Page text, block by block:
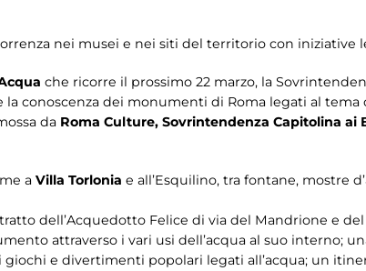
nei musei e nei siti del territorio con iniziative
che ricorre il prossimo 22 marzo, la
conoscenza dei monumenti di Roma legati al tema
da Roma Culture, Sovrintendenza Capitolina ai
a Villa Torlonia e all’Esquilino, tra fontane, mostre
dell’Acquedotto Felice di via del Mandrione e
attraverso i vari usi dell’acqua al suo interno;
giochi e divertimenti popolari legati all’acqua; un